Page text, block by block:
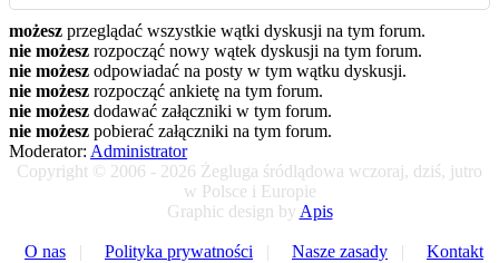
możesz przeglądać wszystkie wątki dyskusji na tym forum.
nie możesz rozpocząć nowy wątek dyskusji na tym forum.
nie możesz odpowiadać na posty w tym wątku dyskusji.
nie możesz rozpocząć ankietę na tym forum.
nie możesz dodawać załączniki w tym forum.
nie możesz pobierać załączniki na tym forum.
Moderator: Administrator
Copyright © 2006 - 2026 Żegluga śródlądowa wczoraj, dziś, jutro
w Polsce i Europie
Graphic design by Apis
O nas | Polityka prywatności | Nasze zasady | Kontakt